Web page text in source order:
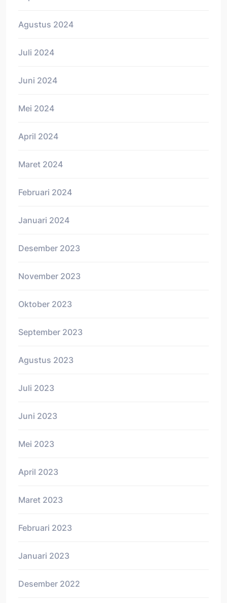
Agustus 2024
Juli 2024
Juni 2024
Mei 2024
April 2024
Maret 2024
Februari 2024
Januari 2024
Desember 2023
November 2023
Oktober 2023
September 2023
Agustus 2023
Juli 2023
Juni 2023
Mei 2023
April 2023
Maret 2023
Februari 2023
Januari 2023
Desember 2022